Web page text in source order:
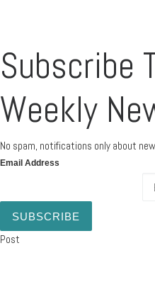
Subscribe
Weekly
No spam, notifications only about
Email Address
SUBSCRIBE
Post